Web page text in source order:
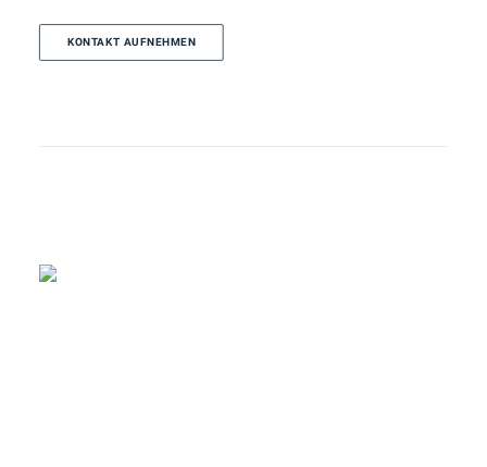
KONTAKT AUFNEHMEN